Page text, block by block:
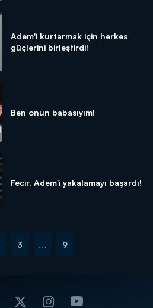
Adem'i kurtarmak için herkes
güçlerini birleştirdi!
Ben onun babasıyım!
Fecir, Adem'i yakalamayı başardı!
3 ... 9